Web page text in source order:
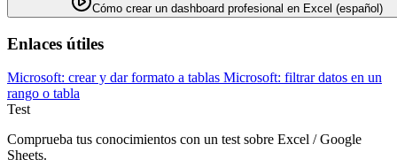
Cómo crear un dashboard profesional en Excel (español)
Enlaces útiles
Microsoft: crear y dar formato a tablas Microsoft: filtrar datos en un
rango o tabla
Test
Comprueba tus conocimientos con un test sobre Excel / Google
Sheets.